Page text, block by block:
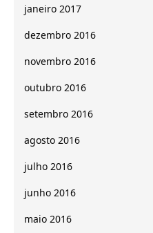
janeiro 2017
dezembro 2016
novembro 2016
outubro 2016
setembro 2016
agosto 2016
julho 2016
junho 2016
maio 2016